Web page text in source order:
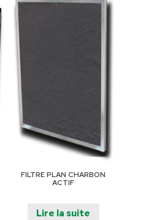
FILTRE PLAN CHARBON
ACTIF
Lire la suite